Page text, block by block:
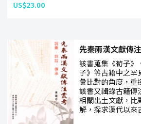
US$23.00
先秦兩漢文獻傳
該書蒐集《荀子》
子》等古籍中之罕
彙比對的角度，重
該書又輯錄古籍傳
相關出土文獻，比
解，探求漢代以來